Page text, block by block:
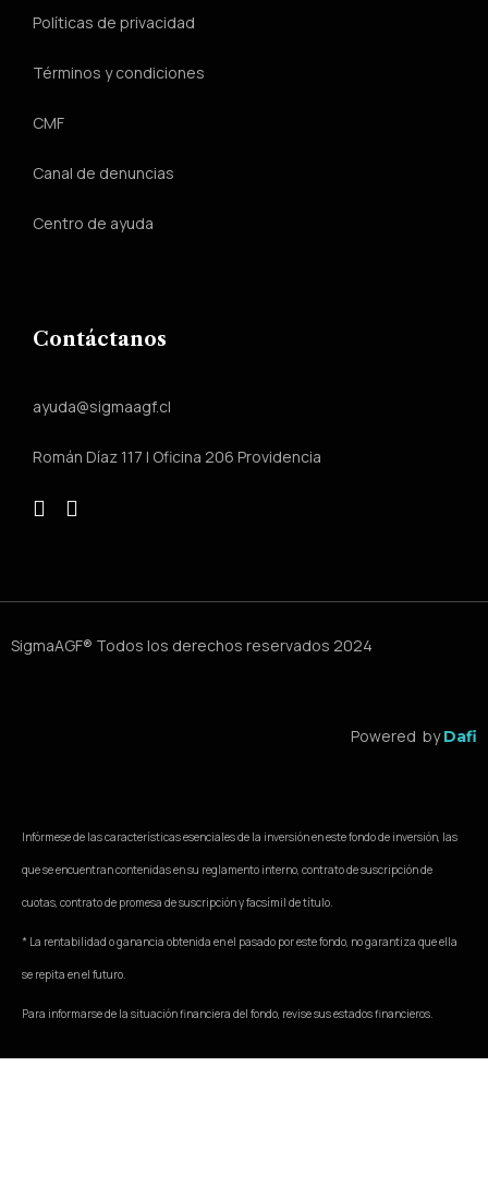
Políticas de privacidad
Términos y condiciones
CMF
Canal de denuncias
Centro de ayuda
Contáctanos
ayuda@sigmaagf.cl
Román Díaz 117 | Oficina 206 Providencia
SigmaAGF® Todos los derechos reservados 2024
Powered byDafi
Infórmese de las características esenciales de la inversión en este fondo de inversión, las
que se encuentran contenidas en su reglamento interno, contrato de suscripción de
cuotas, contrato de promesa de suscripción y facsímil de título.
* La rentabilidad o ganancia obtenida en el pasado por este fondo, no garantiza que ella
se repita en el futuro.
Para informarse de la situación financiera del fondo, revise sus estados financieros.